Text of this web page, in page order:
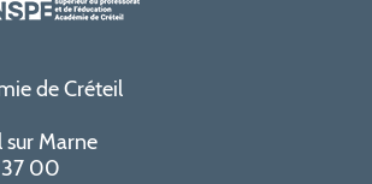
de Créteil
Marne
37 00